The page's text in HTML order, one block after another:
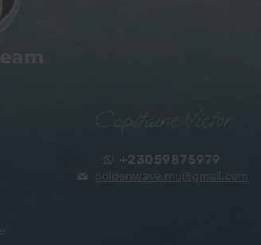
Capitaine Victor
+23059875979
goldenwave.mu@gmail.com